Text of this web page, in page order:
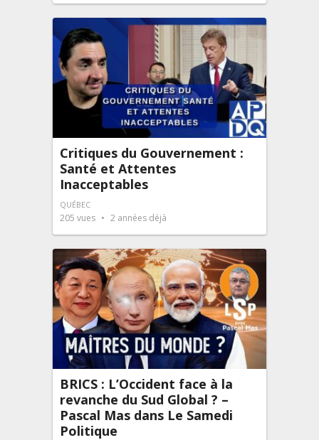
Critiques du Gouvernement :
Santé et Attentes
Inacceptables
QUÉBEC
205 vues 2 années déjà
BRICS : L’Occident face à la
revanche du Sud Global ? –
Pascal Mas dans Le Samedi
Politique